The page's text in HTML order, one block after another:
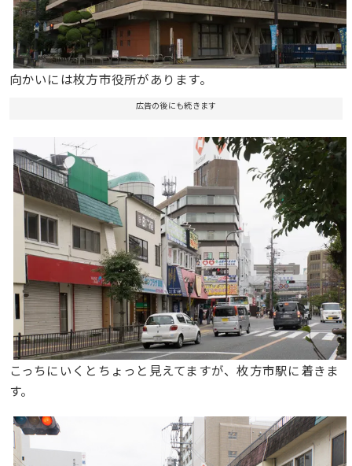
向かいには枚方市役所があります。
広告の後にも続きます
こっちにいくとちょっと見えてますが、枚方市駅に着きま
す。